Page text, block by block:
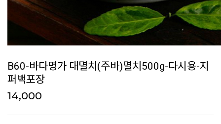
B60-바다명가 대멸치(주바)멸치500g-다시용-지
퍼백포장
14,000